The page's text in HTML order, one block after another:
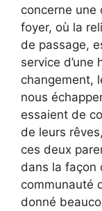
concerne une
foyer, où la
de passage,
service d’une
changement,
nous
essaient de
de leurs
ces deux
dans la façon
communauté
donné